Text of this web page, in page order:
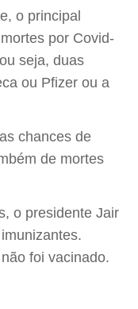
o principal
por Covid-
seja, duas
ou Pfizer ou a
chances de
de mortes
o presidente Jair
foi vacinado.